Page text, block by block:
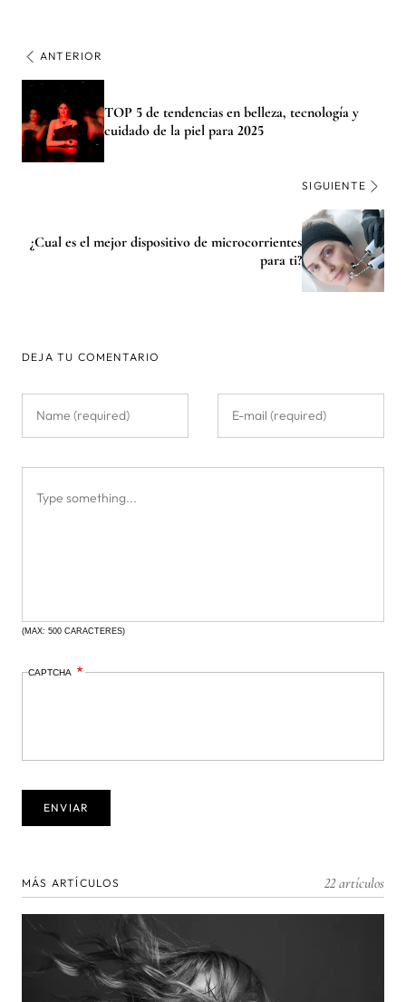
ANTERIOR
TOP 5 de tendencias en belleza, tecnología y
cuidado de la piel para 2025
SIGUIENTE
¿Cual es el mejor dispositivo de microcorrientes
para ti?
DEJA TU COMENTARIO
(MAX: 500 CARACTERES)
CAPTCHA
MÁS ARTÍCULOS 22 artículos